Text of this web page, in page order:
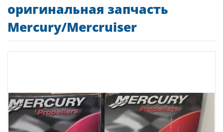
оригинальная запчасть
Mercury/Mercruiser